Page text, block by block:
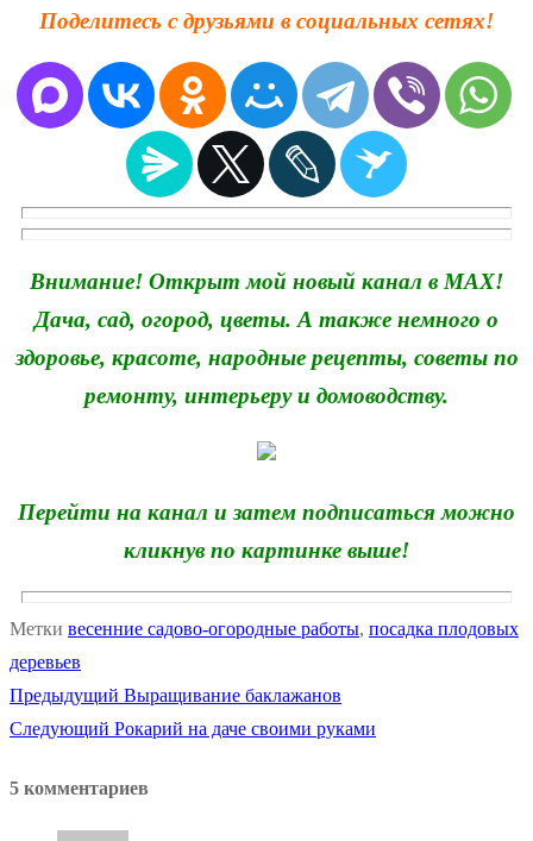
Поделитесь с друзьями в социальных сетях!
Внимание! Открыт мой новый канал в MAX!
Дача, сад, огород, цветы. А также немного о
здоровье, красоте, народные рецепты, советы по
ремонту, интерьеру и домоводству.
Перейти на канал и затем подписаться можно
кликнув по картинке выше!
Метки весенние садово-огородные работы, посадка плодовых
деревьев
Навигация
записям
Предыдущий Предыдущая
запись:
Выращивание баклажанов
Следующий Следующая
Рокарий на даче своими руками
5 комментариев